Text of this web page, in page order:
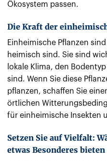
Ökosystem passen.
Die Kraft der
Einheimische Pflanzen
heimisch sind. Sie sind
lokale Klima, den
sind. Wenn Sie diese
pflanzen, schaffen Sie
örtlichen
für einheimische Insekten
Setzen Sie auf Vielfalt:
etwas Besonderes bieten